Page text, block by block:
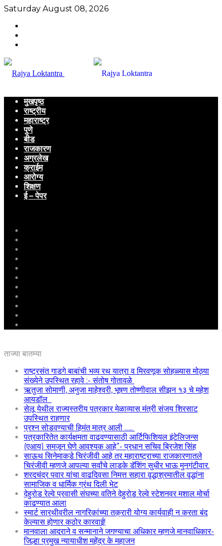
Saturday August 08, 2026
मुखपृष्ठ
राष्ट्रीय
महाराष्ट्र
पुणे
बीड
राजकारण
अग्रलेख
क्राईम
आरोग्य
शिक्षण
ई – पेपर
ताज्या बातम्या
राष्ट्रसंत गाडगे बाबांची भव्य रथ यात्रा व मिरवणूक सोहळ्यास मोठ्या
संख्येने उपस्थित रहावे :- संतोष गोतावळे
ऋतुजा सोमाणी, अनुजा माहेश्वरी, भूषण तोष्णीवाल सीझन १३ चे महेश
आयडॉल
सेलू येथील राज्यस्तरीय पत्रकार मेळाव्यास मंत्री संजय शिरसाट
उपस्थित राहणार
प्रश्न सोडवण्याची हिमंत मात्र आली …..
पत्रकारितेत कार्यक्षमता वाढवण्यासाठी आर्टिफिशियल इंटेलिजन्स
(एआय) समजून घेणे आवश्यक आहे”- प्रधान सचिव ब्रिजेश सिंह
साऊथ सिनेमाकडे चिरंजीवी आहे तर महाराष्ट्राच्या राजकारणातले
चिरंजीवी म्हणजे आपल्या सर्वांचे लाडके डॅशिंग सुधीर भाऊ मुनगंटीवार.
शरदचंद्र पवार यांचा वाढदिवसा निमत्त सहारा वृद्धाश्रमातील वृद्धांना
सामाजिक व धार्मिक ग्रंथ दिली भेट
देहुरोड रेल्वे प्रवासी संघच्या वतिने देहुरोड रेल्वे स्टेशनवर मशाल मोर्चा
काढण्यात आला
स्मार्ट सारथीवरील नागरिकांच्या तक्रारी योग्य कार्यवाही न करता बंद
केल्यास होणार कठोर कारवाई!
मानवाला आदराने व सन्मानाने जगण्याचा अधिकार म्हणजे मानवाधिकार-
जिल्हा प्रमुख न्यायाधीश महेंद्र के महाजन